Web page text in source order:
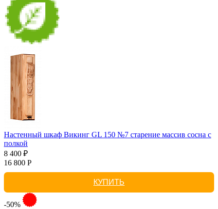
Настенный шкаф Викинг GL 150 №7 старение массив сосна с
полкой
8 400 ₽
16 800 Р
КУПИТЬ
-50%